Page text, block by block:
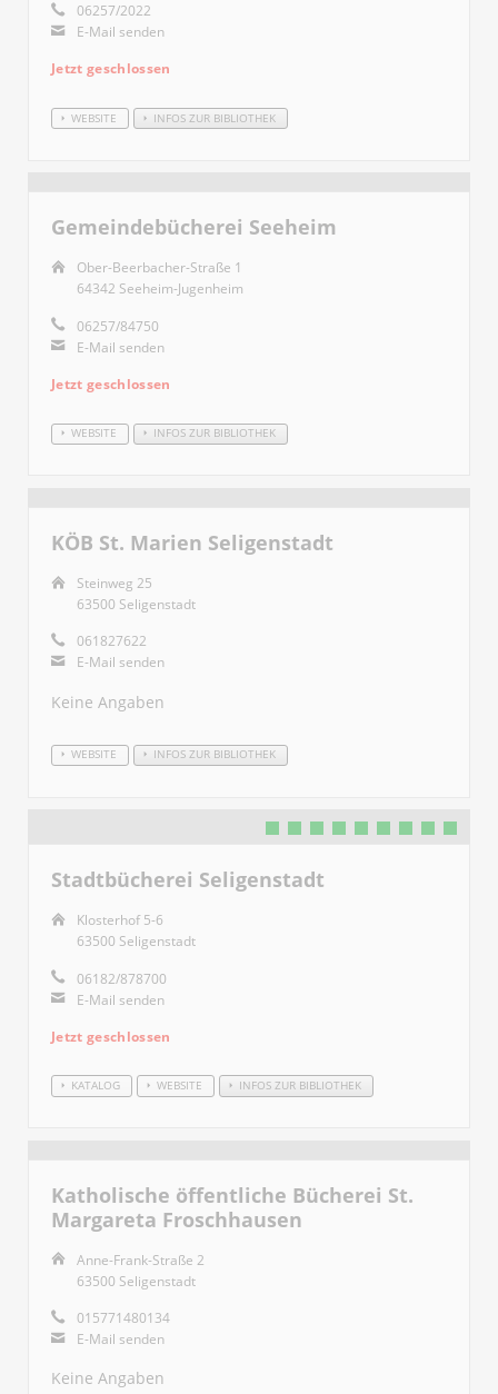
06257/2022
E-Mail senden
Jetzt geschlossen
WEBSITE INFOS ZUR BIBLIOTHEK
Gemeindebücherei Seeheim
Ober-Beerbacher-Straße 1
64342 Seeheim-Jugenheim
06257/84750
E-Mail senden
Jetzt geschlossen
WEBSITE INFOS ZUR BIBLIOTHEK
KÖB St. Marien Seligenstadt
Steinweg 25
63500 Seligenstadt
061827622
E-Mail senden
Keine Angaben
WEBSITE INFOS ZUR BIBLIOTHEK
Stadtbücherei Seligenstadt
Klosterhof 5-6
63500 Seligenstadt
06182/878700
E-Mail senden
Jetzt geschlossen
KATALOG WEBSITE INFOS ZUR BIBLIOTHEK
Katholische öffentliche Bücherei St.
Margareta Froschhausen
Anne-Frank-Straße 2
63500 Seligenstadt
015771480134
E-Mail senden
Keine Angaben